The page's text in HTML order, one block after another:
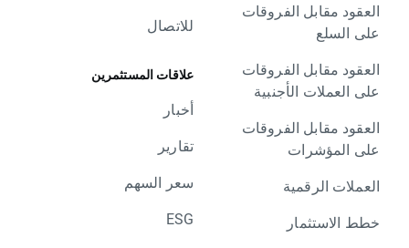
العقود مقابل الفروقات
على السلع
العقود مقابل الفروقات
على العملات الأجنبية
العقود مقابل الفروقات
على المؤشرات
العملات الرقمية
خطط الاستثمار
للاتصال
علاقات المستثمرين
أخبار
تقارير
سعر السهم
ESG